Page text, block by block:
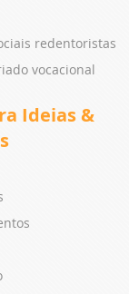
redentoristas
vocacional
Ideias &